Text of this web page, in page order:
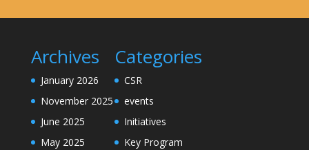
Archives
January 2026
November 2025
June 2025
May 2025
Categories
CSR
events
Initiatives
Key Program